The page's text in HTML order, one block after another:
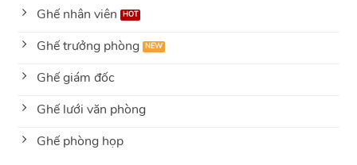
Ghế nhân viên
Ghế trưởng phòng
Ghế giám đốc
Ghế lưới văn phòng
Ghế phòng họp